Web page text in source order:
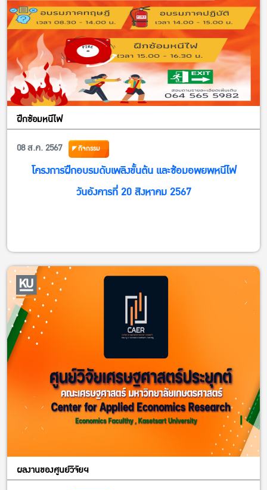
ลิ้งค์ส่งผลงาน
คณาจารย์ บุคลากร >> https://kasets.art/Bmw1M6
นิสิต (ระดับปริญญาตรี) >> https://kasets.art/yd9soo
สอบถามรายละเอียดเพิ่มเติมได้ที่กองพัฒนานิสิต 02-118-0167
ในวันและเวลาราชการ หรือ E-Mail : kusdgs…
ฝึกซ้อมหนีไฟ
08 ส.ค. 2567
กิจกรรม
โครงการฝึกอบรมดับเพลิงขั้นต้น และซ้อมอพยพหนีไฟ
วันอังคารที่ 20 สิงหาคม 2567
ผลงานของศูนย์วิจัยฯ